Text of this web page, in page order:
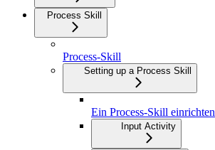
Process Skill
Process-Skill
Setting up a Process Skill
Ein Process-Skill einrichten
Input Activity